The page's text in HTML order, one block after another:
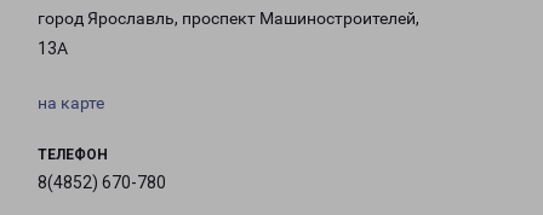
город Ярославль, проспект Машиностроителей,
13А
на карте
ТЕЛЕФОН
8(4852) 670-780